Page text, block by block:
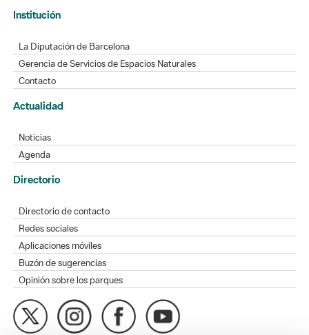
Institución
La Diputación de Barcelona
Gerencia de Servicios de Espacios Naturales
Contacto
Actualidad
Noticias
Agenda
Directorio
Directorio de contacto
Redes sociales
Aplicaciones móviles
Buzón de sugerencias
Opinión sobre los parques